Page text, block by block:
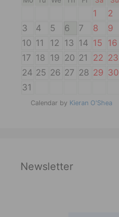
1
2
3
4 5 6 7 8
9
10 11 12 13 14 15
16
17 18 19 20 21 22 23
24 25 26 27 28 29 30
31
Calendar by Kieran O'Shea
Newsletter